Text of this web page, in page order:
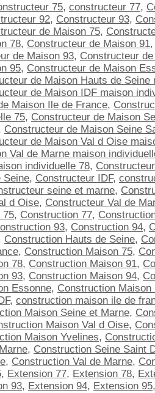
75, constructeur 77,
92, Constructeur 93,
de Maison 75,
78, Constructeur de Maison 91
de Maison 93, Constructeur
95, Constructeur de Maison
de Maison Hauts de Seine
de Maison IDF maison
Maison Ile de France,
75, Constructeur de Maison
Constructeur de Maison Seine
de Maison Val d Oise
Val de Marne maison
individuelle 78,
Seine, Constructeur IDF,
seine et marne,
d Oise, Constructeur Val de
75, Construction 77,
93, Construction 94,
Construction Hauts de Seine,
, Construction Maison 75,
78, Construction Maison 91,
93, Construction Maison 94,
Essonne, Construction Maison
, construction maison ile de
Maison Seine et Marne,
Maison Val d Oise,
Maison Yvelines,
, Construction Seine Saint
, Construction Val de Marne,
, Extension 77, Extension 78,
93, Extension 94, Extension 95